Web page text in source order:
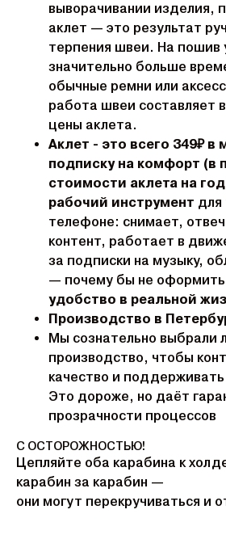
выворачивании изделия,
аклет — это результат
терпения швеи. На пошив
значительно больше
обычные ремни или
работа швеи составляет
цены аклета.
Аклет - это всего 349₽ в
подписку на комфорт (в
стоимости аклета на
рабочий инструмент для
телефоне: снимает,
контент, работает в
за подписки на музыку,
— почему бы не оформить
удобство в реальной
Производство в
Мы сознательно выбрали
производство, чтобы
качество и
Это дороже, но даёт
прозрачности процессов
С ОСТОРОЖНОСТЬЮ!
Цепляйте оба карабина к
карабин за карабин —
они могут перекручиваться и